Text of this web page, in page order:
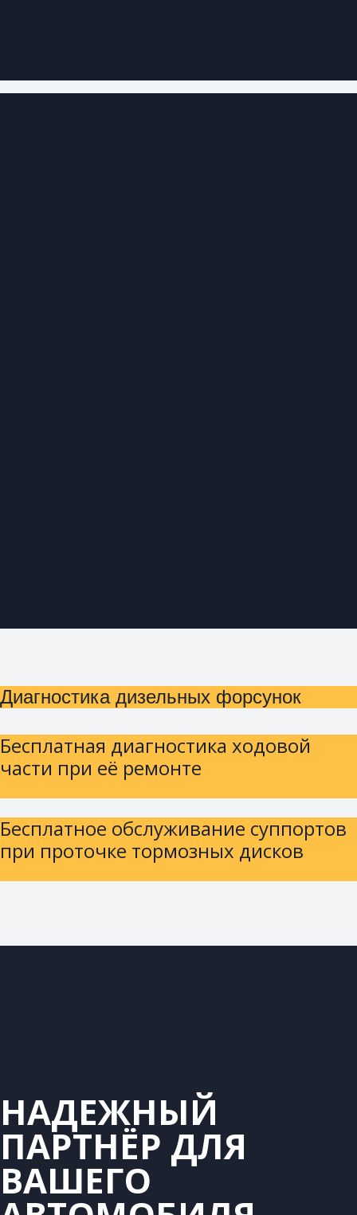
Диагностика дизельных форсунок
Бесплатная диагностика ходовой
части при её ремонте
Бесплатное обслуживание суппортов
при проточке тормозных дисков
НАДЕЖНЫЙ
ПАРТНЁР ДЛЯ
ВАШЕГО